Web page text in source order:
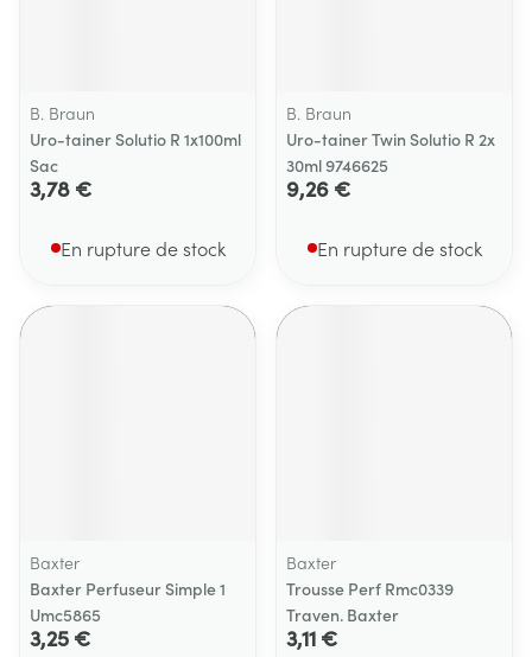
B. Braun
Uro-tainer Solutio R 1x100ml
Sac
3,78 €
En rupture de stock
B. Braun
Uro-tainer Twin Solutio R 2x
30ml 9746625
9,26 €
En rupture de stock
Baxter
Baxter Perfuseur Simple 1
Umc5865
3,25 €
Baxter
Trousse Perf Rmc0339
Traven. Baxter
3,11 €